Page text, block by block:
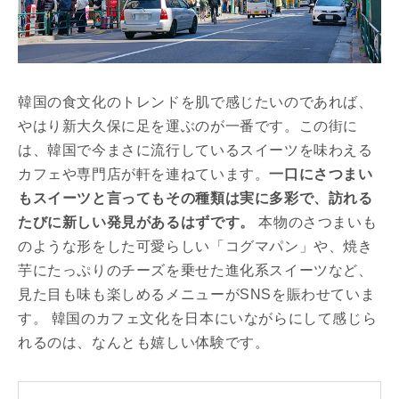
韓国の食文化のトレンドを肌で感じたいのであれば、
やはり新大久保に足を運ぶのが一番です。この街に
は、韓国で今まさに流行しているスイーツを味わえる
カフェや専門店が軒を連ねています。一口にさつまい
もスイーツと言ってもその種類は実に多彩で、訪れる
たびに新しい発見があるはずです。
本物のさつまいも
のような形をした可愛らしい「コグマパン」や、焼き
芋にたっぷりのチーズを乗せた進化系スイーツなど、
見た目も味も楽しめるメニューがSNSを賑わせていま
す。 韓国のカフェ文化を日本にいながらにして感じら
れるのは、なんとも嬉しい体験です。